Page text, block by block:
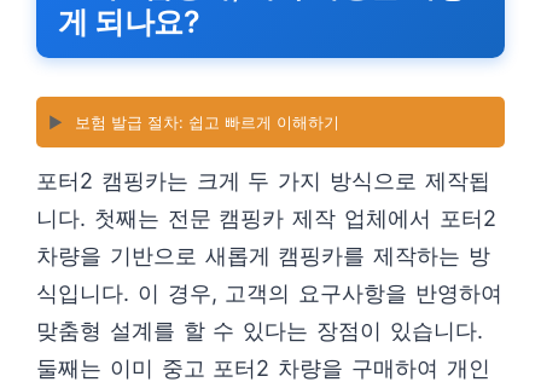
게 되나요?
▶️ 보험 발급 절차: 쉽고 빠르게 이해하기
포터2 캠핑카는 크게 두 가지 방식으로 제작됩
니다. 첫째는 전문 캠핑카 제작 업체에서 포터2
차량을 기반으로 새롭게 캠핑카를 제작하는 방
식입니다. 이 경우, 고객의 요구사항을 반영하여
맞춤형 설계를 할 수 있다는 장점이 있습니다.
둘째는 이미 중고 포터2 차량을 구매하여 개인